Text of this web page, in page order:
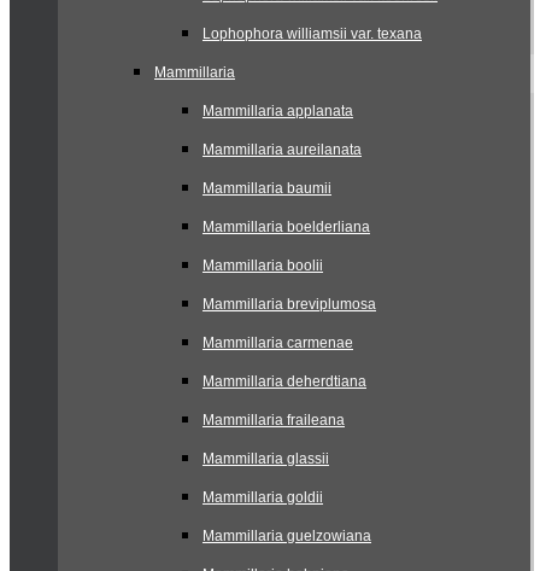
Lophophora williamsii var. texana
Mammillaria
Mammillaria applanata
Mammillaria aureilanata
Mammillaria baumii
Mammillaria boelderliana
Mammillaria boolii
Mammillaria breviplumosa
Mammillaria carmenae
Mammillaria deherdtiana
Mammillaria fraileana
Mammillaria glassii
Mammillaria goldii
Mammillaria guelzowiana